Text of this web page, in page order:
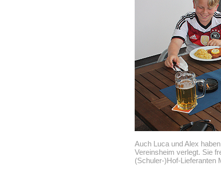
Auch Luca und Alex
Vereinsheim verlegt. Sie
(Schuler-)Hof-Lieferanten